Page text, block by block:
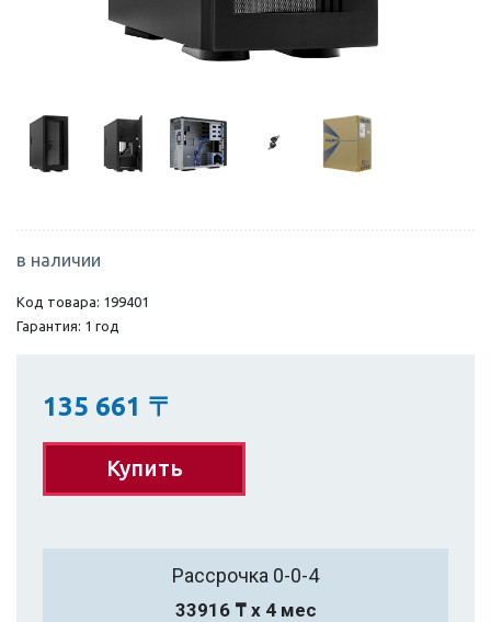
в наличии
Код товара: 199401
Гарантия: 1 год
135 661 〒
Купить
Рассрочка 0-0-4
33916 ₸ х 4 мес